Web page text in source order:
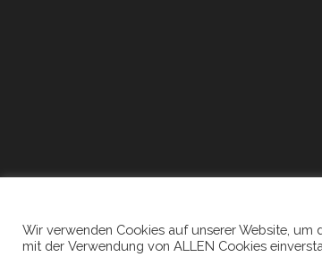
Wir verwenden Cookies auf unserer Website,
mit der Verwendung von ALLEN Cookies